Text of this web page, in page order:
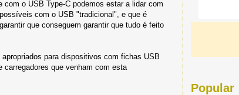
o USB Type-C podemos estar a lidar com
com o USB "tradicional", e que é
que conseguem garantir que tudo é feito
para dispositivos com fichas USB
carregadores que venham com esta
Popular